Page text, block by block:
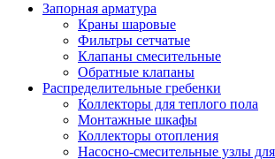
Запорная арматура
Краны шаровые
Фильтры сетчатые
Клапаны смесительные
Обратные клапаны
Распределительные гребенки
Коллекторы для теплого пола
Монтажные шкафы
Коллекторы отопления
Насосно-смесительные узлы